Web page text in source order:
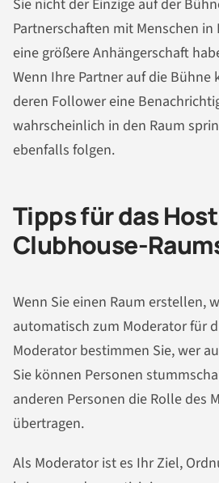
Sie nicht der Einzige auf der
Partnerschaften mit Menschen
eine größere Anhängerschaft
Wenn Ihre Partner auf die
deren Follower eine
wahrscheinlich in den Raum
ebenfalls folgen.
Tipps für das
Clubhouse-
Wenn Sie einen Raum erstellen,
automatisch zum Moderator für
Moderator bestimmen Sie, wer
Sie können Personen
anderen Personen die Rolle des
übertragen.
Als Moderator ist es Ihr Ziel,